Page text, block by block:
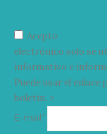
Acepto
electrónico solo se
informativo e
Puede usar el
boletín. >
E-mail*